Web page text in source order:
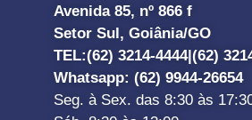
Avenida 85, nº 866 f
Setor Sul, Goiânia/GO
TEL:(62) 3214-4444| (62)
Whatsapp: (62) 9944-26654
Seg. à Sex. das 8:30 às